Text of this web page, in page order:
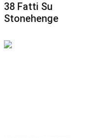
38 Fatti Su
Stonehenge